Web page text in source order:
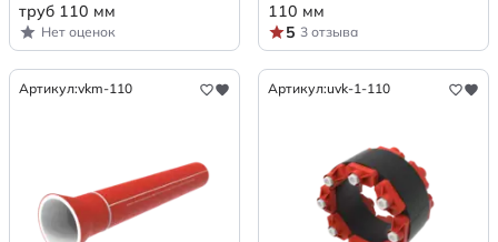
труб 110 мм
Нет оценок
110 мм
5 3 отзыва
Артикул:vkm-110 Артикул:uvk-1-110